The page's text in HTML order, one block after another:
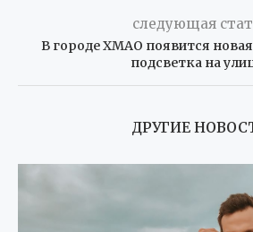
следующая
В городе ХМАО появится
подсветка на
ДРУГИЕ